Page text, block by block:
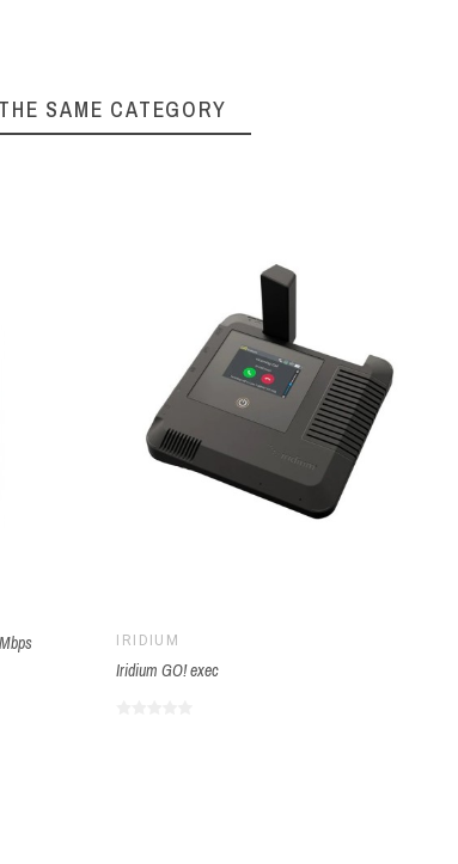
SAME CATEGORY
IRIDIUM
Iridium GO! exec